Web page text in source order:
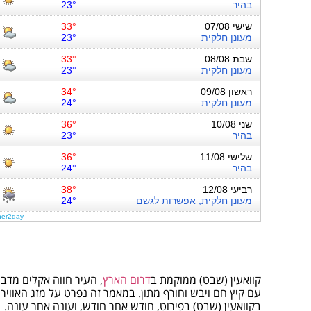
קוואעין (שבט) ממוקמת בדרום הארץ, העיר חווה אקלים
עם קיץ חם ויבש וחורף מתון. במאמר זה נפרט על מזג האוויר
בקוואעין (שבט) בפירוט, חודש אחר חודש, ועונה אחר עונה.